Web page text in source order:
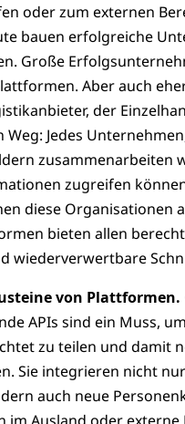
oder zum externen
bauen erfolgreiche
Große
Aber auch
der
Weg: Jedes
zusammenarbeiten
zugreifen
diese Organisationen
bieten allen
wiederverwertbare
von Plattformen.
APIs sind ein Muss,
zu teilen und damit
Sie integrieren nicht
auch neue